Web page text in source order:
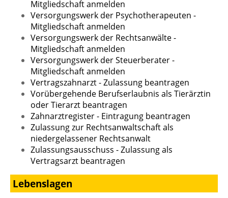
Mitgliedschaft anmelden
Versorgungswerk der Psychotherapeuten -
Mitgliedschaft anmelden
Versorgungswerk der Rechtsanwälte -
Mitgliedschaft anmelden
Versorgungswerk der Steuerberater -
Mitgliedschaft anmelden
Vertragszahnarzt - Zulassung beantragen
Vorübergehende Berufserlaubnis als Tierärztin
oder Tierarzt beantragen
Zahnarztregister - Eintragung beantragen
Zulassung zur Rechtsanwaltschaft als
niedergelassener Rechtsanwalt
Zulassungsausschuss - Zulassung als
Vertragsarzt beantragen
Lebenslagen